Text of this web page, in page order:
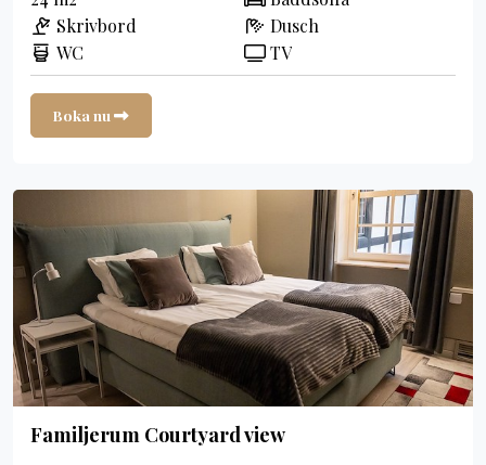
Skrivbord
Dusch
WC
TV
Boka nu
Familjerum Courtyard view